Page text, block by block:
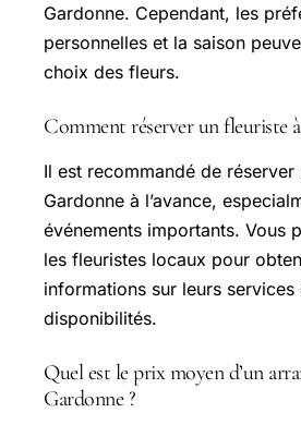
Gardonne. Cependant, les
personnelles et la saison
choix des fleurs.
Comment réserver un fleuriste
Il est recommandé de réserver
Gardonne à l’avance,
événements importants. Vous
les fleuristes locaux pour
informations sur leurs services
disponibilités.
Quel est le prix moyen d’un
Gardonne ?